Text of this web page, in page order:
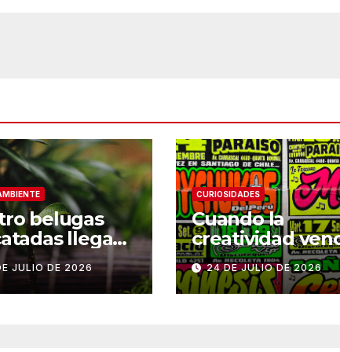
belugas
llegan
nuevo hogar
JULIO DE 2026
CURIOSIDADES
Cuando la
creatividad
a los títulos: la
historia de
24 DE JULIO DE 2026